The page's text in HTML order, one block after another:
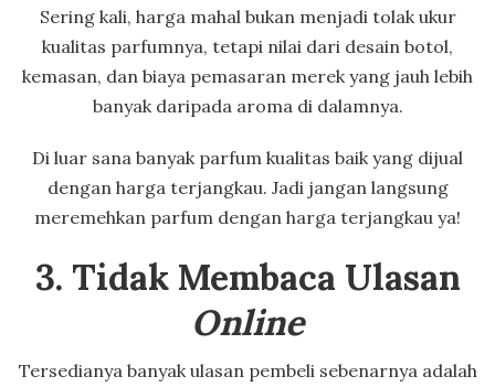
Sering kali, harga mahal bukan menjadi tolak ukur
kualitas parfumnya, tetapi nilai dari desain botol,
kemasan, dan biaya pemasaran merek yang jauh lebih
banyak daripada aroma di dalamnya.
Di luar sana banyak parfum kualitas baik yang dijual
dengan harga terjangkau. Jadi jangan langsung
meremehkan parfum dengan harga terjangkau ya!
3. Tidak Membaca Ulasan
Online
Tersedianya banyak ulasan pembeli sebenarnya adalah